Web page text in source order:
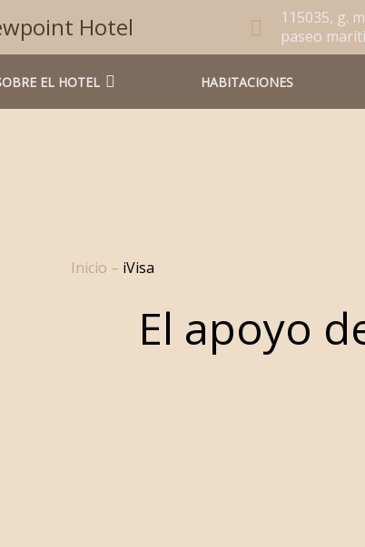
Hotel
115035, g.
paseo
EL HOTEL HABITACIONES
Inicio – iVisa
El apoyo